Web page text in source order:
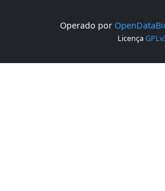
Operado por
Licença